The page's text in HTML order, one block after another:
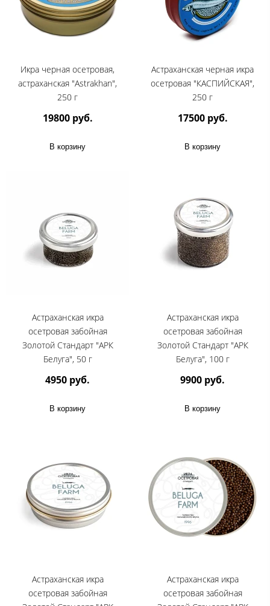
Икра черная осетровая,
астраханская "Astrakhan",
250 г
19800 руб.
В корзину
Астраханская черная икра
осетровая "КАСПИЙСКАЯ",
250 г
17500 руб.
В корзину
Астраханская икра
осетровая забойная
Золотой Стандарт "АРК
Белуга", 50 г
4950 руб.
В корзину
Астраханская икра
осетровая забойная
Золотой Стандарт "АРК
Белуга", 100 г
9900 руб.
В корзину
Астраханская икра
осетровая забойная
Астраханская икра
осетровая забойная